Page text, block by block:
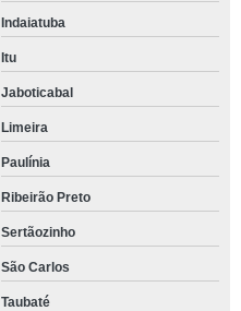
Indaiatuba
Itu
Jaboticabal
Limeira
Paulínia
Ribeirão Preto
Sertãozinho
São Carlos
Taubaté